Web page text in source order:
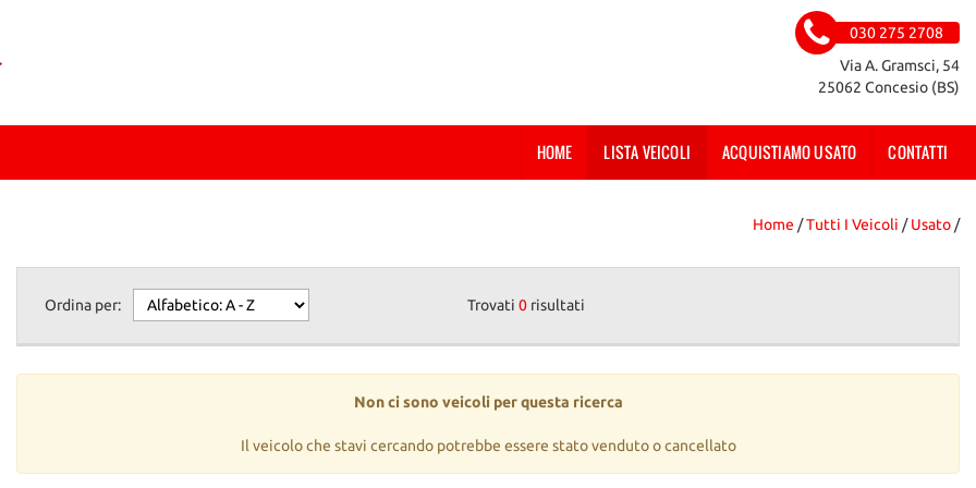
030 275 2708
Via A. Gramsci, 54
25062 Concesio (BS)
HOME LISTA VEICOLI ACQUISTIAMO USATO CONTATTI
Home /Tutti I Veicoli /Usato /
Ordina per: Trovati0 risultati
Non ci sono veicoli per questa ricerca
Il veicolo che stavi cercando potrebbe essere stato venduto o cancellato